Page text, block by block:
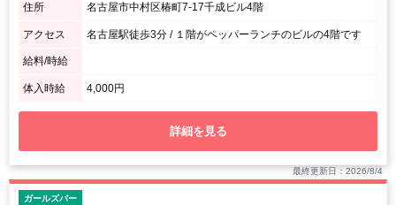
住所 名古屋市中村区椿町7-17千成ビル4階
アクセス 名古屋駅徒歩3分 / １階がペッパーランチのビルの4階です
給料/時給
体入時給 4,000円
詳細を見る
最終更新日：2026/8/4
ガールズバー